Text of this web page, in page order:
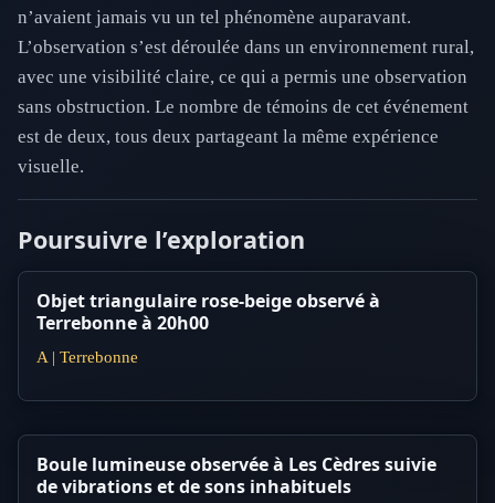
n’avaient jamais vu un tel phénomène auparavant.
L’observation s’est déroulée dans un environnement rural,
avec une visibilité claire, ce qui a permis une observation
sans obstruction. Le nombre de témoins de cet événement
est de deux, tous deux partageant la même expérience
visuelle.
Poursuivre l’exploration
Objet triangulaire rose-beige observé à
Terrebonne à 20h00
A | Terrebonne
Boule lumineuse observée à Les Cèdres suivie
de vibrations et de sons inhabituels